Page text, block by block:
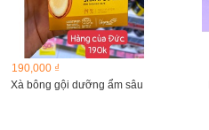
190,000 ₫
Xà bông gội dưỡng ẩm sâu